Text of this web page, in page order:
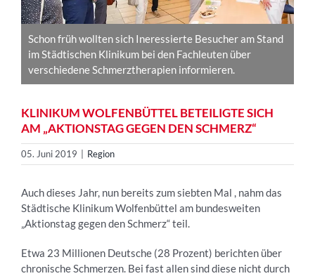
Schon früh wollten sich Ineressierte Besucher am Stand
im Städtischen Klinikum bei den Fachleuten über
verschiedene Schmerztherapien informieren.
KLINIKUM WOLFENBÜTTEL BETEILIGTE SICH
AM „AKTIONSTAG GEGEN DEN SCHMERZ“
05. Juni 2019 Region
Auch dieses Jahr, nun bereits zum siebten Mal , nahm das
Städtische Klinikum Wolfenbüttel am bundesweiten
„Aktionstag gegen den Schmerz“ teil.
Etwa 23 Millionen Deutsche (28 Prozent) berichten über
chronische Schmerzen. Bei fast allen sind diese nicht durch